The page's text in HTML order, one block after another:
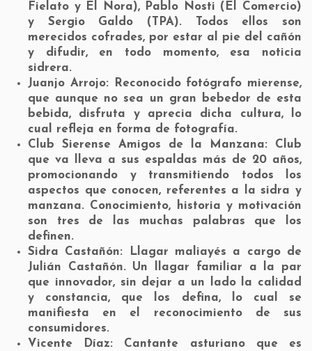
Fielato y El Nora), Pablo Nosti (El Comercio)
y Sergio Galdo (TPA). Todos ellos son
merecidos cofrades, por estar al pie del cañón
y difudir, en todo momento, esa noticia
sidrera.
Juanjo Arrojo:Reconocido fotógrafo mierense,
que aunque no sea un gran bebedor de esta
bebida, disfruta y aprecia dicha cultura, lo
cual refleja en forma de fotografía.
Club Sierense Amigos de la Manzana: Club
que va lleva a sus espaldas más de 20 años,
promocionando y transmitiendo todos los
aspectos que conocen, referentes a la sidra y
manzana. Conocimiento, historia y motivación
son tres de las muchas palabras que los
definen.
Sidra Castañón: Llagar maliayés a cargo de
Julián Castañón. Un llagar familiar a la par
que innovador, sin dejar a un lado la calidad
y constancia, que los defina, lo cual se
manifiesta en el reconocimiento de sus
consumidores.
Vicente Díaz: Cantante asturiano que es